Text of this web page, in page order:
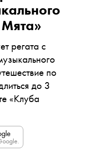
регата с
по
до 3
«Клуба